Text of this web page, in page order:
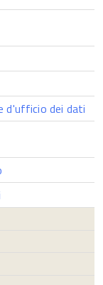
d'ufficio dei dati